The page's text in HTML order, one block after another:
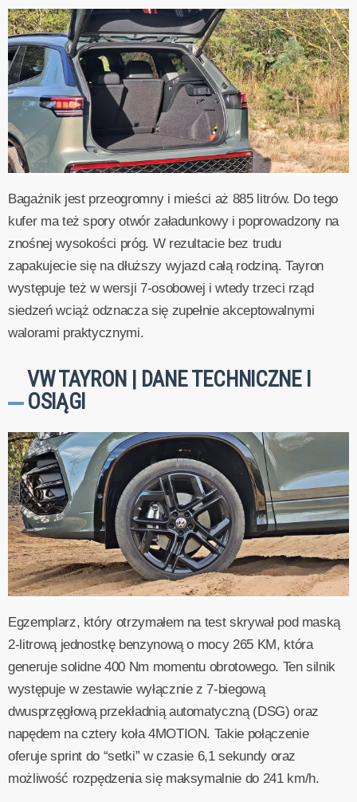
Bagażnik jest przeogromny i mieści aż 885 litrów. Do tego
kufer ma też spory otwór załadunkowy i poprowadzony na
znośnej wysokości próg. W rezultacie bez trudu
zapakujecie się na dłuższy wyjazd całą rodziną. Tayron
występuje też w wersji 7-osobowej i wtedy trzeci rząd
siedzeń wciąż odznacza się zupełnie akceptowalnymi
walorami praktycznymi.
VW TAYRON | DANE TECHNICZNE I
OSIĄGI
Egzemplarz, który otrzymałem na test skrywał pod maską
2-litrową jednostkę benzynową o mocy 265 KM, która
generuje solidne 400 Nm momentu obrotowego. Ten silnik
występuje w zestawie wyłącznie z 7-biegową
dwusprzęgłową przekładnią automatyczną (DSG) oraz
napędem na cztery koła 4MOTION. Takie połączenie
oferuje sprint do “setki” w czasie 6,1 sekundy oraz
możliwość rozpędzenia się maksymalnie do 241 km/h.